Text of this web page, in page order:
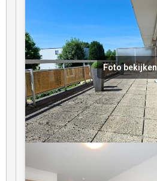
Foto bekijken